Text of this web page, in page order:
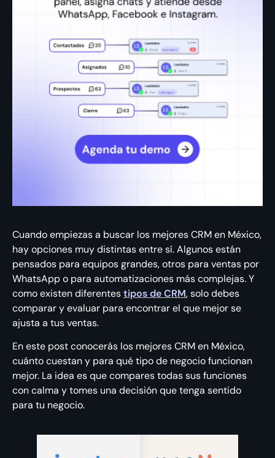
Cuando empiezas a buscar los mejores CRM en México,
hay opciones muy distintas entre sí. Algunos están
pensados para equipos grandes, otros para ventas por
WhatsApp o para automatizaciones más complejas. Y
como existen diferentestipos de CRM, solo debes
comparar y evaluar para encontrar el que mejor se
ajusta a tus ventas.
En este post conocerás los mejores CRM en México,
cuánto cuestan y para qué tipo de negocio funcionan
mejor. La idea es que compares todas sus funciones
con calma y tomes una decisión que tenga sentido
para tu negocio.